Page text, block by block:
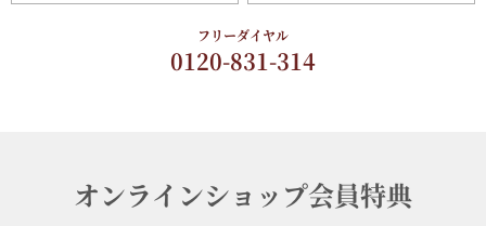
フリーダイヤル
0120-831-314
オンラインショップ会員特典